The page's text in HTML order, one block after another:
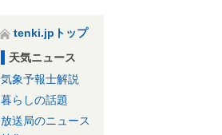
tenki.jpトップ
天気ニュース
気象予報士解説
暮らしの話題
放送局のニュース